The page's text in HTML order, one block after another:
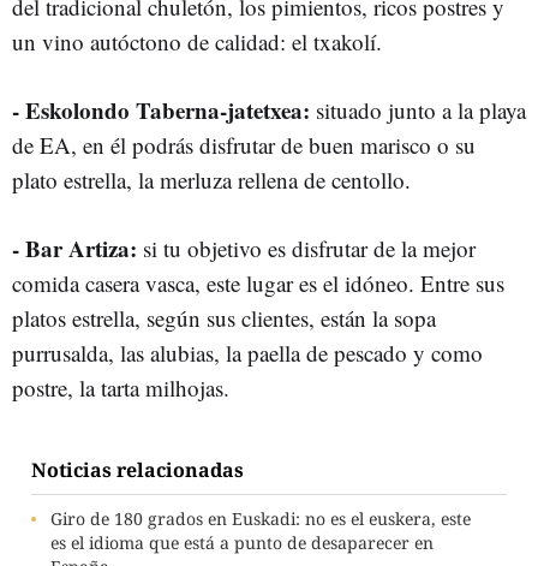
del tradicional chuletón, los pimientos, ricos postres y
un vino autóctono de calidad: el txakolí.
- Eskolondo Taberna-jatetxea: situado junto a la playa
de EA, en él podrás disfrutar de buen marisco o su
plato estrella, la merluza rellena de centollo.
- Bar Artiza: si tu objetivo es disfrutar de la mejor
comida casera vasca, este lugar es el idóneo. Entre sus
platos estrella, según sus clientes, están la sopa
purrusalda, las alubias, la paella de pescado y como
postre, la tarta milhojas.
Noticias relacionadas
Giro de 180 grados en Euskadi: no es el euskera, este
es el idioma que está a punto de desaparecer en